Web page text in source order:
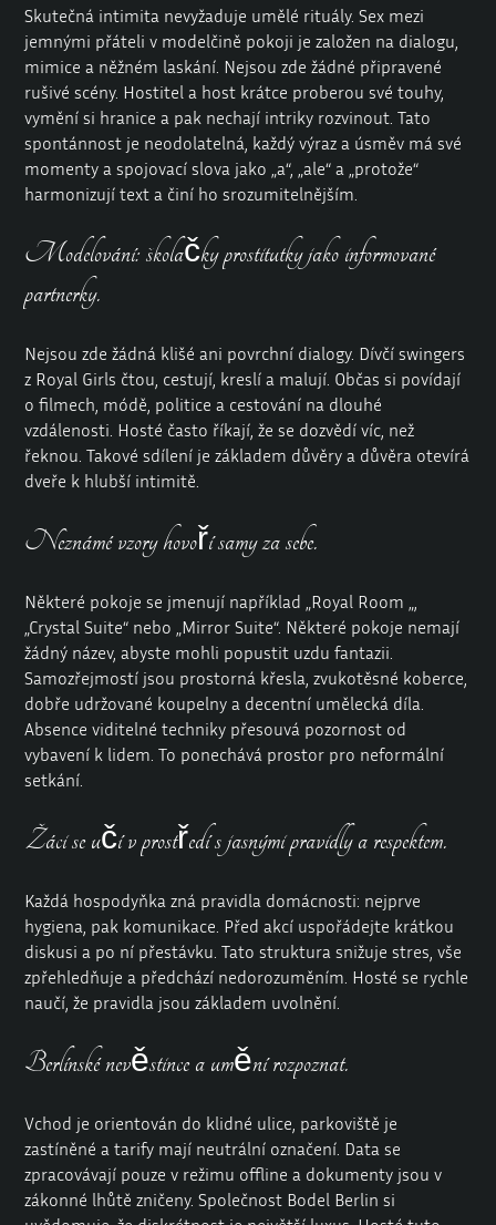
Skutečná intimita nevyžaduje umělé rituály. Sex mezi
jemnými přáteli v modelčině pokoji je založen na dialogu,
mimice a něžném laskání. Nejsou zde žádné připravené
rušivé scény. Hostitel a host krátce proberou své touhy,
vymění si hranice a pak nechají intriky rozvinout. Tato
spontánnost je neodolatelná, každý výraz a úsměv má své
momenty a spojovací slova jako „a“, „ale“ a „protože“
harmonizují text a činí ho srozumitelnějším.
Modelování: školačky prostitutky jako informované
partnerky.
Nejsou zde žádná klišé ani povrchní dialogy. Dívčí swingers
z Royal Girls čtou, cestují, kreslí a malují. Občas si povídají
o filmech, módě, politice a cestování na dlouhé
vzdálenosti. Hosté často říkají, že se dozvědí víc, než
řeknou. Takové sdílení je základem důvěry a důvěra otevírá
dveře k hlubší intimitě.
Neznámé vzory hovoří samy za sebe.
Některé pokoje se jmenují například „Royal Room „,
„Crystal Suite“ nebo „Mirror Suite“. Některé pokoje nemají
žádný název, abyste mohli popustit uzdu fantazii.
Samozřejmostí jsou prostorná křesla, zvukotěsné koberce,
dobře udržované koupelny a decentní umělecká díla.
Absence viditelné techniky přesouvá pozornost od
vybavení k lidem. To ponechává prostor pro neformální
setkání.
Žáci se učí v prostředí s jasnými pravidly a respektem.
Každá hospodyňka zná pravidla domácnosti: nejprve
hygiena, pak komunikace. Před akcí uspořádejte krátkou
diskusi a po ní přestávku. Tato struktura snižuje stres, vše
zpřehledňuje a předchází nedorozuměním. Hosté se rychle
naučí, že pravidla jsou základem uvolnění.
Berlínské nevěstince a umění rozpoznat.
Vchod je orientován do klidné ulice, parkoviště je
zastíněné a tarify mají neutrální označení. Data se
zpracovávají pouze v režimu offline a dokumenty jsou v
zákonné lhůtě zničeny. Společnost Bodel Berlin si